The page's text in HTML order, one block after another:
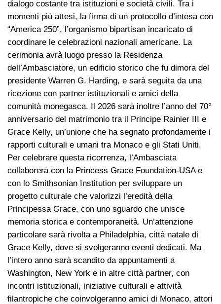
dialogo costante tra istituzioni e società civili. Tra i
momenti più attesi, la firma di un protocollo d’intesa con
“America 250”, l’organismo bipartisan incaricato di
coordinare le celebrazioni nazionali americane. La
cerimonia avrà luogo presso la Residenza
dell’Ambasciatore, un edificio storico che fu dimora del
presidente Warren G. Harding, e sarà seguita da una
ricezione con partner istituzionali e amici della
comunità monegasca. Il 2026 sarà inoltre l’anno del 70°
anniversario del matrimonio tra il Principe Rainier III e
Grace Kelly, un’unione che ha segnato profondamente i
rapporti culturali e umani tra Monaco e gli Stati Uniti.
Per celebrare questa ricorrenza, l’Ambasciata
collaborerà con la Princess Grace Foundation-USA e
con lo Smithsonian Institution per sviluppare un
progetto culturale che valorizzi l’eredità della
Principessa Grace, con uno sguardo che unisce
memoria storica e contemporaneità. Un’attenzione
particolare sarà rivolta a Philadelphia, città natale di
Grace Kelly, dove si svolgeranno eventi dedicati. Ma
l’intero anno sarà scandito da appuntamenti a
Washington, New York e in altre città partner, con
incontri istituzionali, iniziative culturali e attività
filantropiche che coinvolgeranno amici di Monaco, attori